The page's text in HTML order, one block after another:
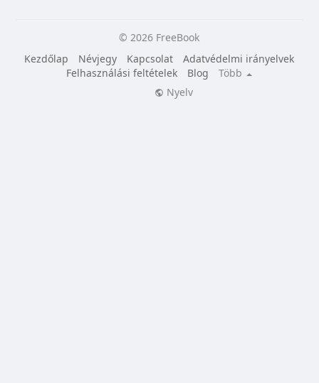
© 2026 FreeBook
Kezdőlap
Névjegy Kapcsolat
Adatvédelmi irányelvek
Felhasználási feltételek
Blog
Több
Nyelv